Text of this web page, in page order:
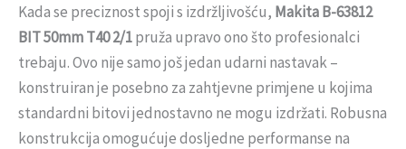
Kada se preciznost spoji s izdržljivošću, Makita B-63812
BIT 50mm T40 2/1pruža upravo ono što profesionalci
trebaju. Ovo nije samo još jedan udarni nastavak –
konstruiran je posebno za zahtjevne primjene u kojima
standardni bitovi jednostavno ne mogu izdržati. Robusna
konstrukcija omogućuje dosljedne performanse na